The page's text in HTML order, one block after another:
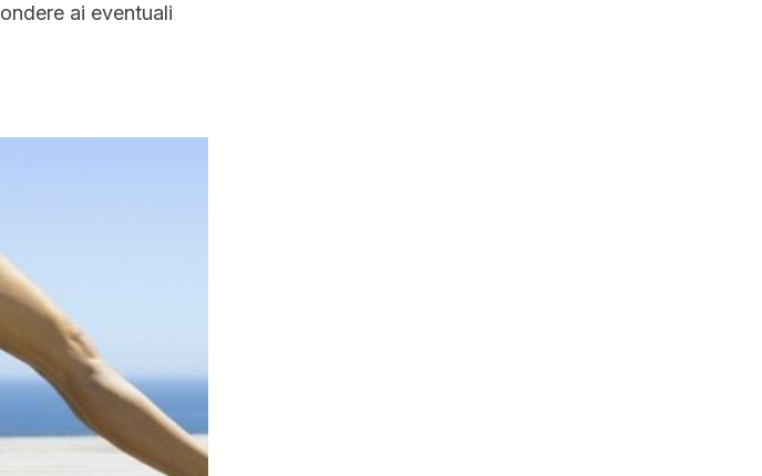
ai eventuali